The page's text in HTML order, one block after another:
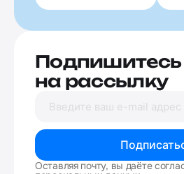
Подпишитесь
на рассылку
Оставляя почту, вы даёте